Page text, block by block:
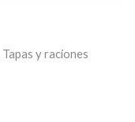
Tapas y raciones